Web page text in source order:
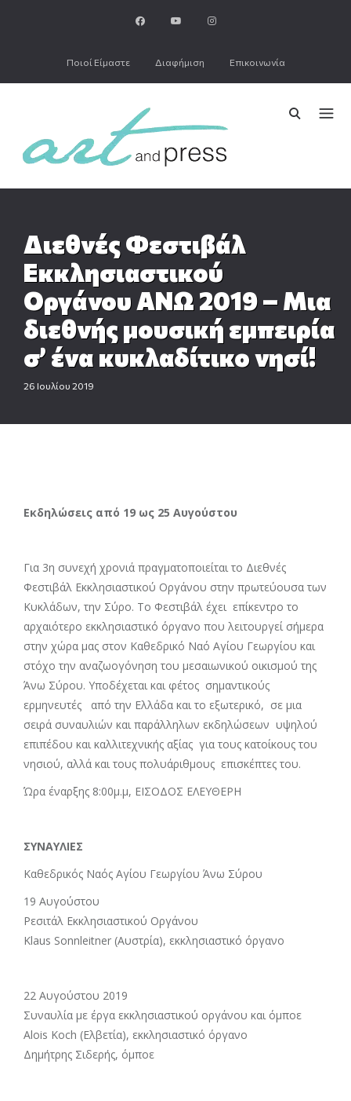
Ποιοί Είμαστε Διαφήμιση Επικοινωνία
Διεθνές Φεστιβάλ
Εκκλησιαστικού
Οργάνου ΑΝΩ 2019 – Μια
διεθνής μουσική εμπειρία
σ’ ένα κυκλαδίτικο νησί!
26 Ιουλίου 2019
Εκδηλώσεις από 19 ως 25 Αυγούστου
Για 3η συνεχή χρονιά πραγματοποιείται το Διεθνές
Φεστιβάλ Εκκλησιαστικού Οργάνου στην πρωτεύουσα των
Κυκλάδων, την Σύρο. Το Φεστιβάλ έχει επίκεντρο το
αρχαιότερο εκκλησιαστικό όργανο που λειτουργεί σήμερα
στην χώρα μας στον Καθεδρικό Ναό Αγίου Γεωργίου και
στόχο την αναζωογόνηση του μεσαιωνικού οικισμού της
Άνω Σύρου. Υποδέχεται και φέτος σημαντικούς
ερμηνευτές από την Ελλάδα και το εξωτερικό, σε μια
σειρά συναυλιών και παράλληλων εκδηλώσεων υψηλού
επιπέδου και καλλιτεχνικής αξίας για τους κατοίκους του
νησιού, αλλά και τους πολυάριθμους επισκέπτες του.
Ώρα έναρξης 8:00μ.μ, ΕΙΣΟΔΟΣ ΕΛΕΥΘΕΡΗ
ΣΥΝΑΥΛΙΕΣ
Καθεδρικός Ναός Αγίου Γεωργίου Άνω Σύρου
19 Αυγούστου
Ρεσιτάλ Εκκλησιαστικού Οργάνου
Klaus Sonnleitner (Αυστρία), εκκλησιαστικό όργανο
22 Αυγούστου 2019
Συναυλία με έργα εκκλησιαστικού οργάνου και όμποε
Alois Koch (Ελβετία), εκκλησιαστικό όργανο
Δημήτρης Σιδερής, όμποε